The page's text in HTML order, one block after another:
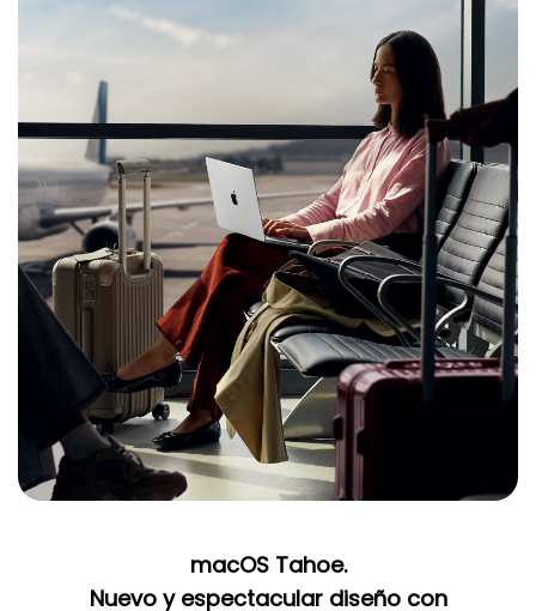
macOS Tahoe.
Nuevo y espectacular diseño con